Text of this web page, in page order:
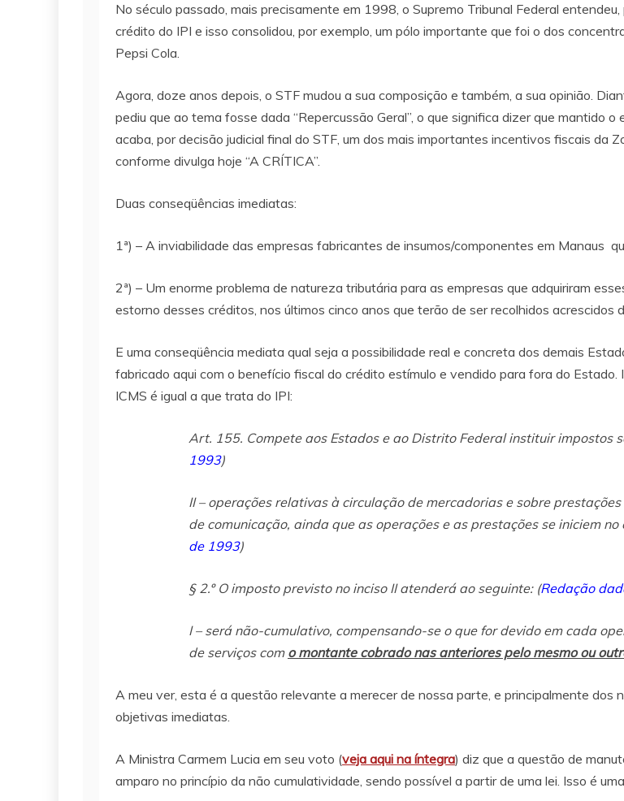
No século passado, mais precisamente em 1998, o Supremo Tribunal Federal
crédito do IPI e isso consolidou, por exemplo, um pólo importante que foi o dos
Pepsi Cola.
Agora, doze anos depois, o STF mudou a sua composição e também, a sua opinião.
pediu que ao tema fosse dada “Repercussão Geral”, o que significa dizer que mantido
acaba, por decisão judicial final do STF, um dos mais importantes incentivos fiscais da
conforme divulga hoje “A CRÍTICA”.
Duas conseqüências imediatas:
1ª) – A inviabilidade das empresas fabricantes de insumos/componentes em Manaus
2ª) – Um enorme problema de natureza tributária para as empresas que adquiriram
estorno desses créditos, nos últimos cinco anos que terão de ser recolhidos acrescidos
E uma conseqüência mediata qual seja a possibilidade real e concreta dos demais
fabricado aqui com o benefício fiscal do crédito estímulo e vendido para fora do
ICMS é igual a que trata do IPI:
Art. 155. Compete aos Estados e ao Distrito Federal instituir impostos
1993)
II – operações relativas à circulação de mercadorias e sobre
de comunicação, ainda que as operações e as prestações se iniciem no
de 1993)
§ 2.º O imposto previsto no inciso II atenderá ao seguinte: (Redação
I – será não-cumulativo, compensando-se o que for devido em cada
de serviços com o montante cobrado nas anteriores pelo mesmo ou
A meu ver, esta é a questão relevante a merecer de nossa parte, e principalmente
objetivas imediatas.
A Ministra Carmem Lucia em seu voto (veja aqui na íntegra) diz que a questão de
amparo no princípio da não cumulatividade, sendo possível a partir de uma lei. Isso é